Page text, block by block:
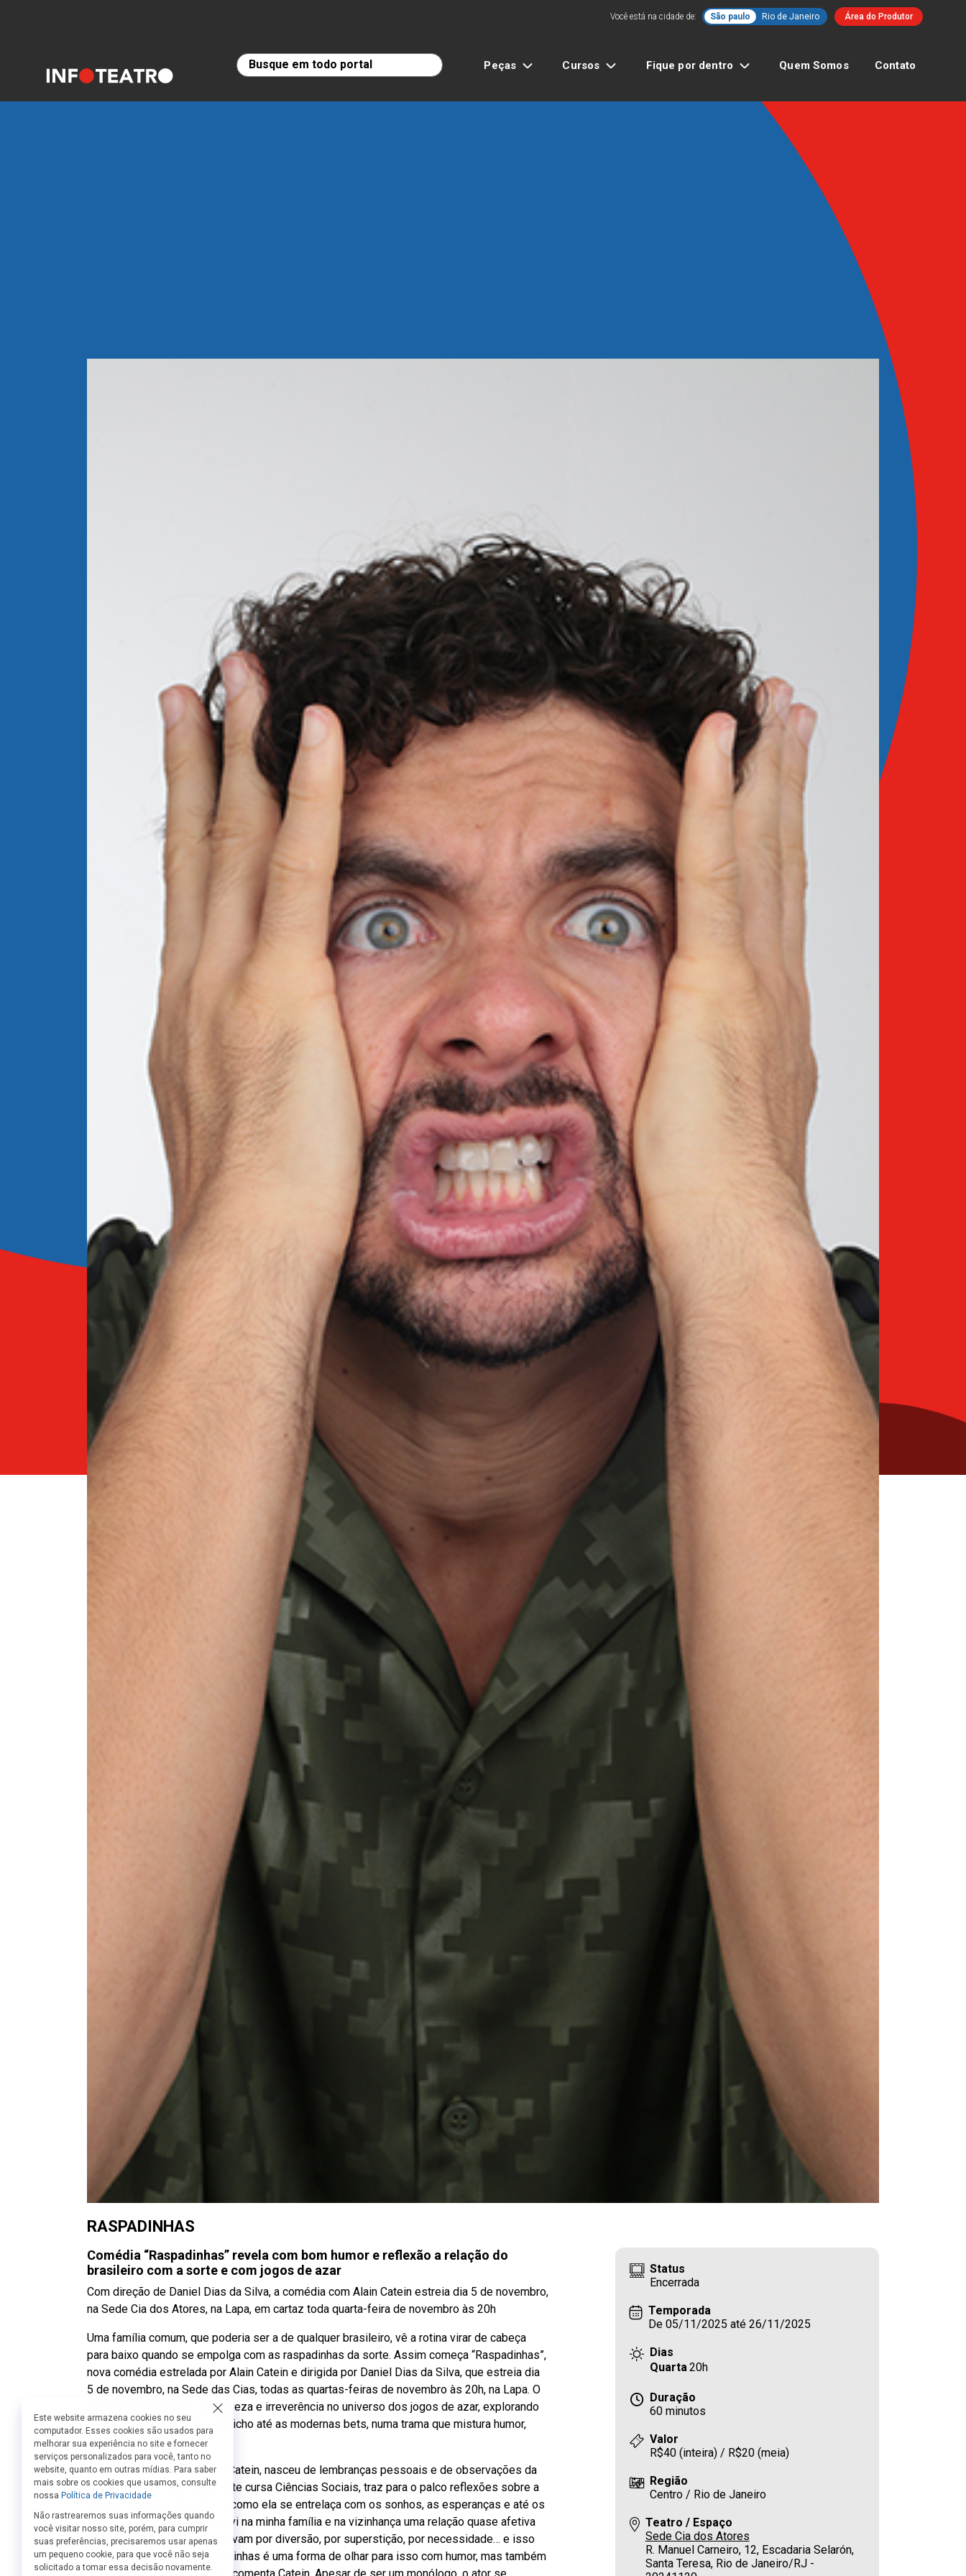
Você está na cidade de: São paulo Rio de Janeiro Área do Produtor
Peças Cursos Fique por dentro Quem Somos Contato
RASPADINHAS
Comédia “Raspadinhas” revela com bom humor e reflexão a relação do
brasileiro com a sorte e com jogos de azar
Com direção de Daniel Dias da Silva, a comédia com Alain Catein estreia dia 5 de novembro,
na Sede Cia dos Atores, na Lapa, em cartaz toda quarta-feira de novembro às 20h
Uma família comum, que poderia ser a de qualquer brasileiro, vê a rotina virar de cabeça
para baixo quando se empolga com as raspadinhas da sorte. Assim começa “Raspadinhas”,
nova comédia estrelada por Alain Catein e dirigida por Daniel Dias da Silva, que estreia dia
5 de novembro, na Sede das Cias, todas as quartas-feiras de novembro às 20h, na Lapa. O
espetáculo mergulha com leveza e irreverência no universo dos jogos de azar, explorando
desde o tradicional jogo do bicho até as modernas bets, numa trama que mistura humor,
memória e crítica social.
A peça, idealizada por Alain Catein, nasceu de lembranças pessoais e de observações da
infância. O ator, que atualmente cursa Ciências Sociais, traz para o palco reflexões sobre a
cultura do jogo no Brasil — e como ela se entrelaça com os sonhos, as esperanças e até os
vícios de um povo. “Sempre vi na minha família e na vizinhança uma relação quase afetiva
com o jogo. As pessoas jogavam por diversão, por superstição, por necessidade… e isso
sempre me fascinou. Raspadinhas é uma forma de olhar para isso com humor, mas também
com empatia e consciência”, comenta Catein. Apesar de ser um monólogo, o ator se
Status
Encerrada
Temporada
De 05/11/2025 até 26/11/2025
Dias
Quarta 20h
Duração
60 minutos
Valor
R$40 (inteira) / R$20 (meia)
Região
Centro / Rio de Janeiro
Teatro / Espaço
Sede Cia dos Atores
R. Manuel Carneiro, 12, Escadaria Selarón,
Santa Teresa, Rio de Janeiro/RJ -
Este website armazena cookies no seu
computador. Esses cookies são usados para
melhorar sua experiência no site e fornecer
serviços personalizados para você, tanto no
website, quanto em outras mídias. Para saber
mais sobre os cookies que usamos, consulte
nossa Política de Privacidade
Não rastrearemos suas informações quando
você visitar nosso site, porém, para cumprir
suas preferências, precisaremos usar apenas
um pequeno cookie, para que você não seja
solicitado a tomar essa decisão novamente.